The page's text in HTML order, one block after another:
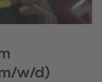
w/d)